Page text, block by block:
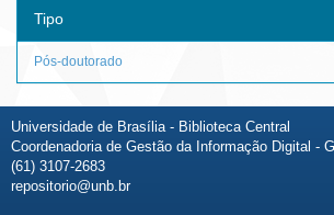
Tipo
Pós-doutorado
Universidade de Brasília - Biblioteca Central
Coordenadoria de Gestão da Informação Digital -
(61) 3107-2683
repositorio@unb.br